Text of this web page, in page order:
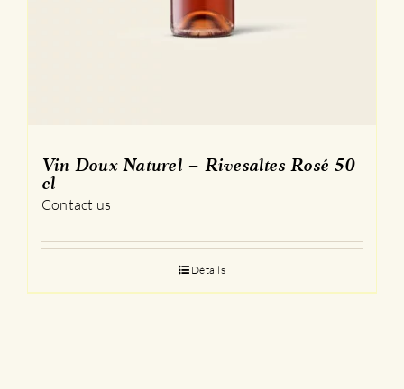
Vin Doux Naturel – Rivesaltes Rosé 50
cl
Contact us
Détails